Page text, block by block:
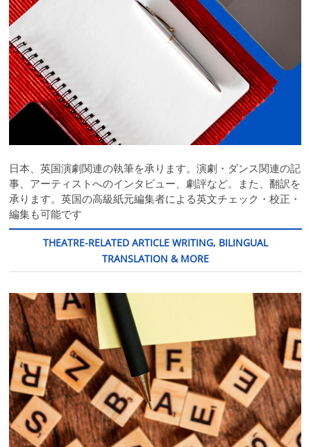
日本、英国演劇関連の執筆を承ります。演劇・ダンス関連の記
事、アーティストへのインタビュー、劇評など。また、翻訳を
承ります。英国の高級紙元編集者による英文チェック・校正・
編集も可能です
THEATRE-RELATED ARTICLE WRITING, BILINGUAL
TRANSLATION & MORE